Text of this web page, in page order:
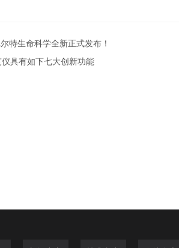
特生命科学全新正式发布！
具有如下七大创新功能